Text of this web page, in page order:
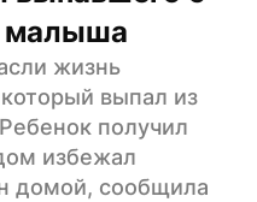
малыша
жизнь
выпал из
получил
избежал
домой, сообщила